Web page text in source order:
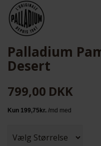
Palladium
Desert
799,00 DKK